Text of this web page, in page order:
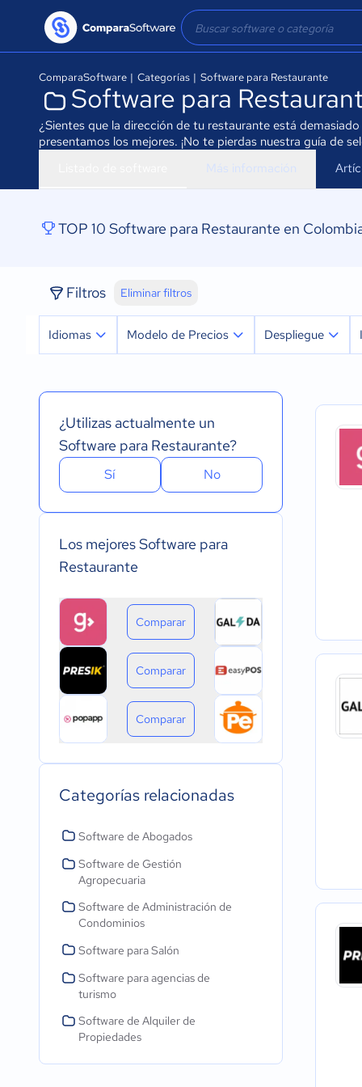
ComparaSoftware | Categorías | Software para Restaurante
Software para
¿Sientes que la dirección de tu restaurante está
presentamos los mejores. ¡No te pierdas nuestra guía de
Más información
TOP 10 Software para Restaurante en
Filtros Eliminar filtros
Idiomas Modelo de Precios
Pago anual
Pago de única vez
Despliegue
Instalado - Mac
Instalado - Linux
Dispositivo
¿Utilizas actualmente un
Software para Restaurante?
Sí No
Los mejores Software para
Restaurante
Comparar
Comparar
Comparar
Categorías relacionadas
Software de Abogados
Software de Gestión
Agropecuaria
Software de Administración de
Condominios
Software para Salón
Software para agencias de
turismo
Software de Alquiler de
Propiedades